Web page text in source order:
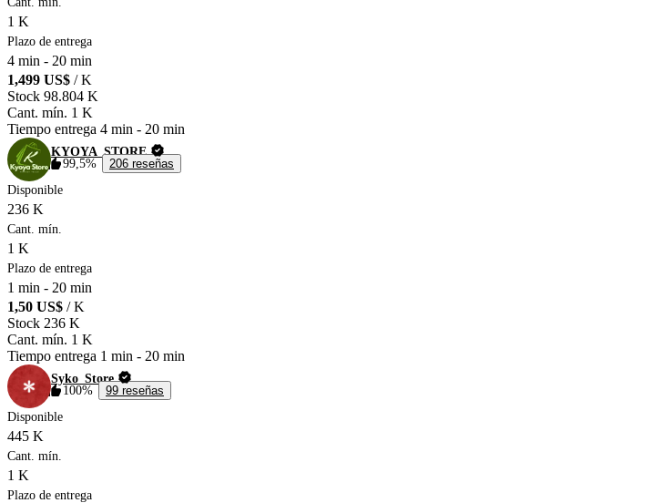
1 K
Plazo de entrega
4 min - 20 min
1,499 US$ / K
Stock 98.804 K
Cant. mín. 1 K
Tiempo entrega 4 min - 20 min
KYOYA_STORE
99,5%
206 reseñas
Disponible
236 K
Cant. mín.
1 K
Plazo de entrega
1 min - 20 min
1,50 US$ / K
Stock 236 K
Cant. mín. 1 K
Tiempo entrega 1 min - 20 min
Syko_Store
100%
99 reseñas
Disponible
445 K
Cant. mín.
1 K
Plazo de entrega